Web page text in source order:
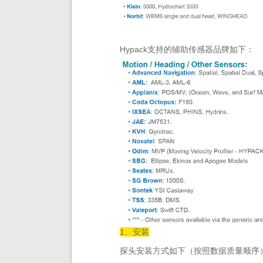
Hypack支持的辅助传感器品牌如下：
1、安装
探头安装方式如下（按照数据质量顺序